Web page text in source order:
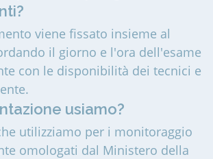
viene fissato insieme al
il giorno e l'ora dell'esame
con le disponibilità dei tecnici e
usiamo?
utilizziamo per i monitoraggio
omologati dal Ministero della